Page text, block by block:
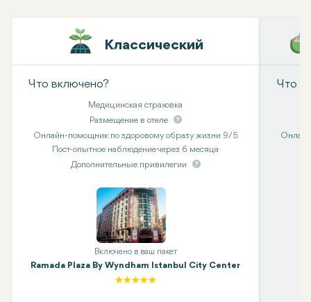
Классический
Что включено?
Медицинская страховка
Размещение в отеле
Онлайн-помощник по здоровому образу жизни 9/5
Пост-опытное наблюдение через 6 месяца
Дополнительные привилегии
Включено в ваш пакет
Ramada Plaza By Wyndham Istanbul City Center
Что